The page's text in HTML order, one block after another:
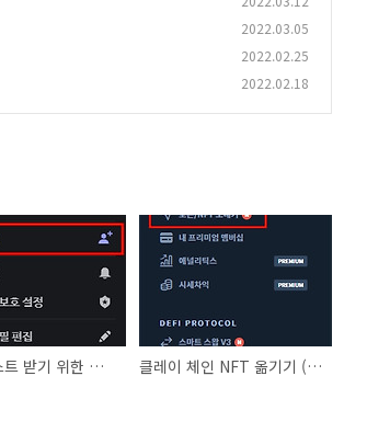
2022.03.05
2022.02.25
2022.02.18
화이트리스트 받기 위한 준비 - 디스코드 란? 클레이 체인 NFT 옮기기 (카이카스, 클립)